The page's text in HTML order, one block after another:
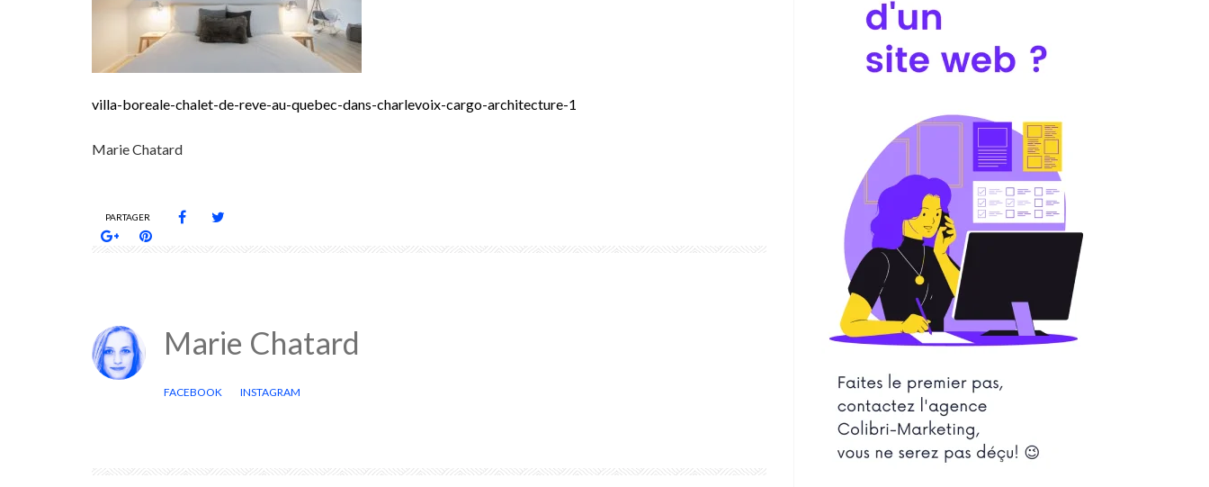
villa-boreale-chalet-de-reve-au-quebec-dans-charlevoix-cargo-architecture-1
Marie Chatard
PARTAGER
Marie Chatard
FACEBOOK INSTAGRAM